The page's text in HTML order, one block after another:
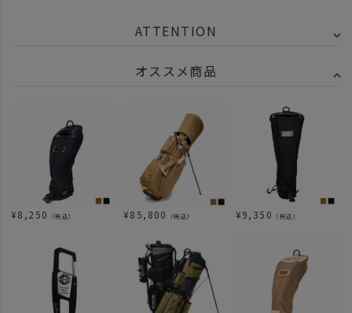
ATTENTION
オススメ商品
¥8,250 （税込） ¥85,800 （税込） ¥9,350 （税込）